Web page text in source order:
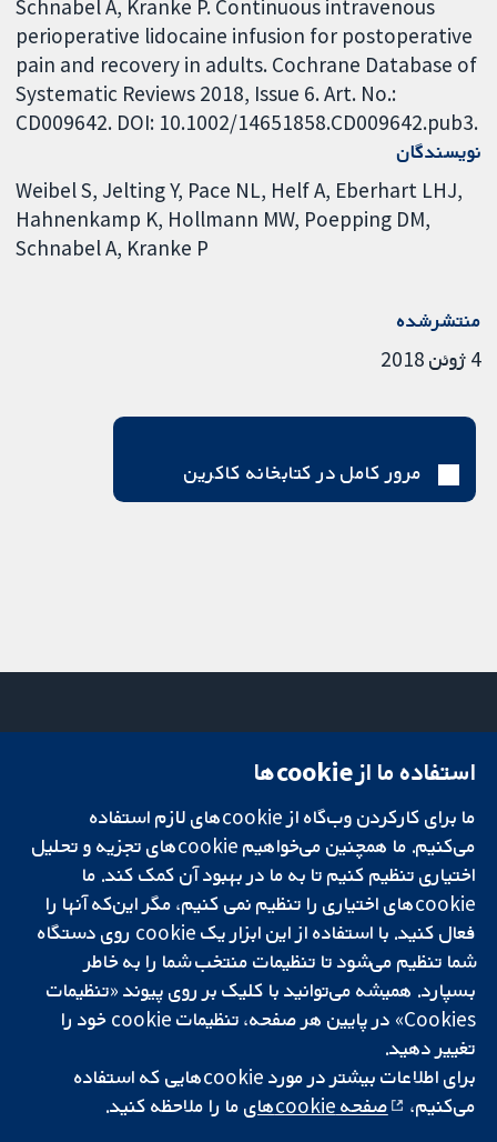
Schnabel A, Kranke P. Continuous intravenous
perioperative lidocaine infusion for postoperative
pain and recovery in adults. Cochrane Database of
Systematic Reviews 2018, Issue 6. Art. No.:
CD009642. DOI: 10.1002/14651858.CD009642.pub3.
نویسندگان
Weibel S Jelting Y Pace NL Helf A Eberhart LHJ
Hahnenkamp K Hollmann MW Poepping DM
Schnabel A Kranke P
منتشرشده
4 ژوئن 2018
مرور کامل در کتابخانه کاکرین
تحقیقات قابل
اعتماد.
تصمیم‌گیری آگاهانه.
سلامت بهتر.
میدان کاوندیش
لندن
W1G 0AN
بریتانیا
دفتر رسانه‌ای
درباره ما
فرصت‌های
شغلی
Cochrane
Library
شبکه همکاری کاکرین، یک مؤسسه خیریه (شماره 1045921) و یک شرکت با
و ولز است. شماره ثبت مالیات بر ارزش افزوده: GB 718 2127 49.
کپی‌رایت © ۲۰۲۵ همکاری کاکرین
استفاده ما از cookie‌ها
ما برای کارکردن وب‌گاه از cookie‌های لازم استفاده
می‌کنیم. ما همچنین می‌خواهیم cookie‌های تجزیه و تحلیل
اختیاری تنظیم کنیم تا به ما در بهبود آن کمک کند. ما
cookie‌های اختیاری را تنظیم نمی کنیم، مگر این‌که آنها را
فعال کنید. با استفاده از این ابزار یک cookie‌ روی دستگاه
شما تنظیم می‌شود تا تنظیمات منتخب شما را به خاطر
بسپارد. همیشه می‌توانید با کلیک بر روی پیوند «تنظیمات
Cookies» در پایین هر صفحه، تنظیمات cookie‌ خود را
تغییر دهید.
برای اطلاعات بیشتر در مورد cookie‌هایی که استفاده
می‌کنیم،
صفحه cookie‌های ما را ملاحظه کنید.